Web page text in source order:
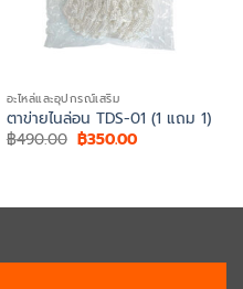
อะไหล่และอุปกรณ์เสริม
ตาข่ายไนล่อน TDS-01 (1 แถม 1)
฿490.00 Original
price
฿350.00Current
price